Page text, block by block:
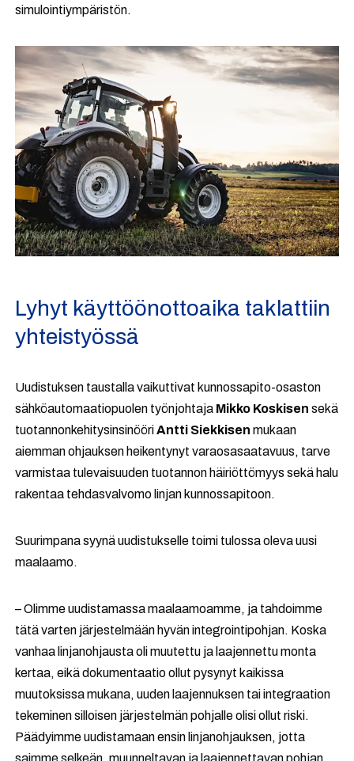
simulointiympäristön.
Lyhyt käyttöönottoaika taklattiin
yhteistyössä
Uudistuksen taustalla vaikuttivat kunnossapito-osaston
sähköautomaatiopuolen työnjohtaja Mikko Koskisen sekä
tuotannonkehitysinsinööriAntti Siekkisen mukaan
aiemman ohjauksen heikentynyt varaosasaatavuus, tarve
varmistaa tulevaisuuden tuotannon häiriöttömyys sekä halu
rakentaa tehdasvalvomo linjan kunnossapitoon.
Suurimpana syynä uudistukselle toimi tulossa oleva uusi
maalaamo.
– Olimme uudistamassa maalaamoamme, ja tahdoimme
tätä varten järjestelmään hyvän integrointipohjan. Koska
vanhaa linjanohjausta oli muutettu ja laajennettu monta
kertaa, eikä dokumentaatio ollut pysynyt kaikissa
muutoksissa mukana, uuden laajennuksen tai integraation
tekeminen silloisen järjestelmän pohjalle olisi ollut riski.
Päädyimme uudistamaan ensin linjanohjauksen, jotta